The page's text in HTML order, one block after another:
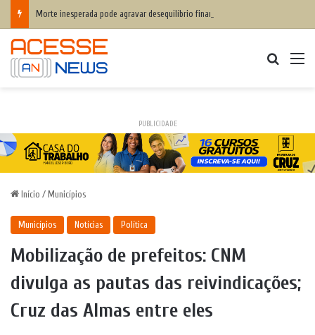
Morte inesperada pode agravar desequilíbrio financeiro das famílias
PUBLICIDADE
Início / Municípios
Municípios Notícias Política
Mobilização de prefeitos: CNM
divulga as pautas das reivindicações;
Cruz das Almas entre eles